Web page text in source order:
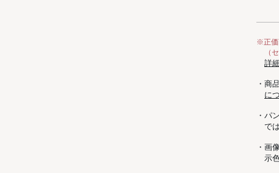
※正価
（
詳
・商
に
・パ
で
・画
示